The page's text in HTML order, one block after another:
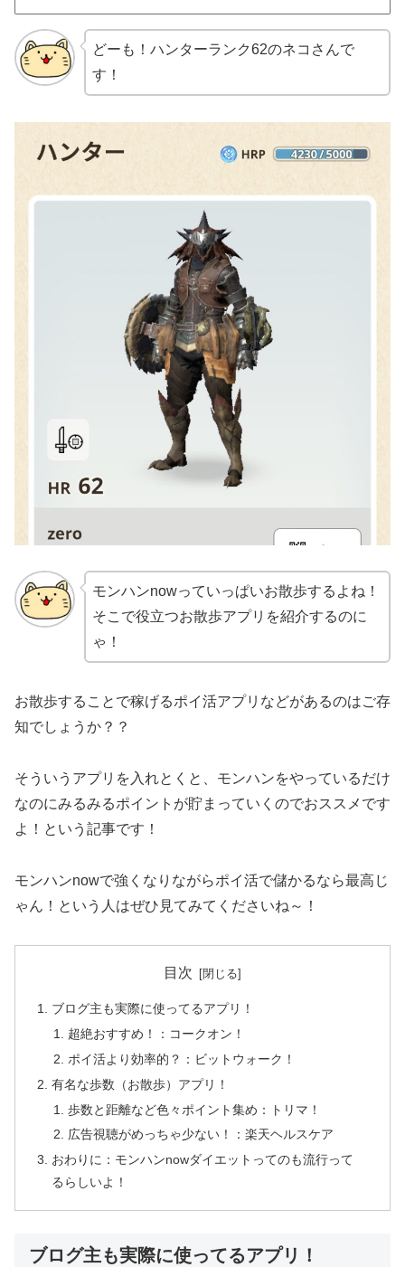
どーも！ハンターランク62のネコさんで
す！
モンハンnowっていっぱいお散歩するよね！
そこで役立つお散歩アプリを紹介するのに
ゃ！
お散歩することで稼げるポイ活アプリなどがあるのはご存
知でしょうか？？
そういうアプリを入れとくと、モンハンをやっているだけ
なのにみるみるポイントが貯まっていくのでおススメです
よ！という記事です！
モンハンnowで強くなりながらポイ活で儲かるなら最高じ
ゃん！という人はぜひ見てみてくださいね～！
目次
ブログ主も実際に使ってるアプリ！
超絶おすすめ！：コークオン！
ポイ活より効率的？：ビットウォーク！
有名な歩数（お散歩）アプリ！
歩数と距離など色々ポイント集め：トリマ！
広告視聴がめっちゃ少ない！：楽天ヘルスケア
おわりに：モンハンnowダイエットってのも流行って
るらしいよ！
ブログ主も実際に使ってるアプリ！